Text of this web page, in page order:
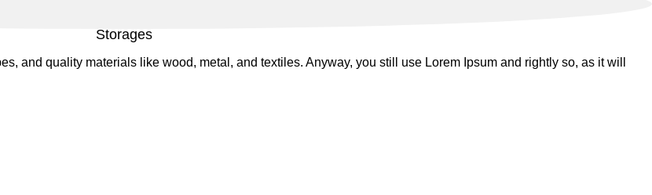
Storages
and quality materials like wood, metal, and textiles. Anyway, you still use Lorem Ipsum and rightly so, as it will